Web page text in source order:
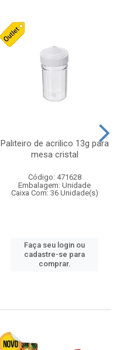
Paliteiro de acrilico 13g para
mesa cristal
Código: 471628
Embalagem: Unidade
Caixa Com: 36 Unidade(s)
Faça seu login ou
cadastre-se para
comprar.